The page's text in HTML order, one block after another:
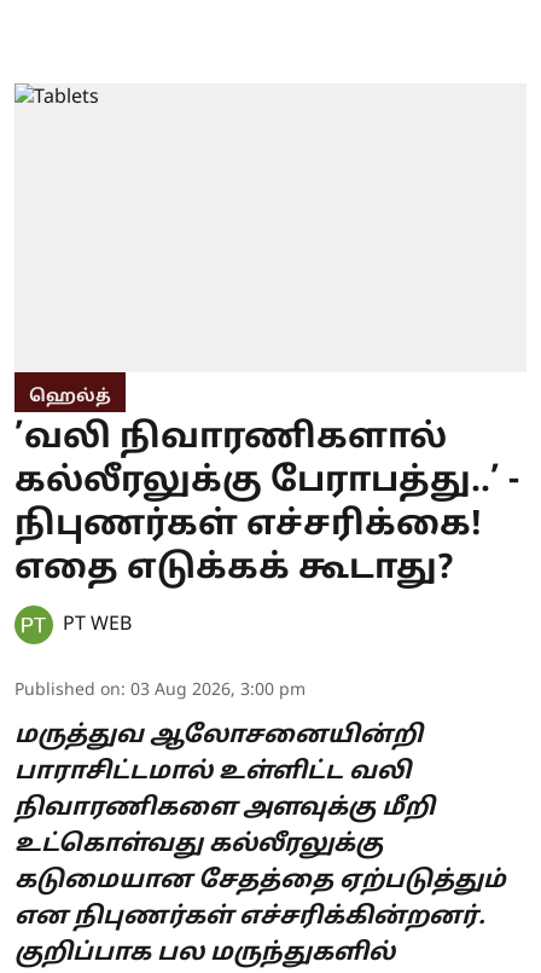
ஹெல்த்
’வலி நிவாரணிகளால்
கல்லீரலுக்கு பேராபத்து..’ -
நிபுணர்கள் எச்சரிக்கை!
எதை எடுக்கக் கூடாது?
PT WEB
Published on: 03 Aug 2026, 3:00 pm
மருத்துவ ஆலோசனையின்றி
பாராசிட்டமால் உள்ளிட்ட வலி
நிவாரணிகளை அளவுக்கு மீறி
உட்கொள்வது கல்லீரலுக்கு
கடுமையான சேதத்தை ஏற்படுத்தும்
என நிபுணர்கள் எச்சரிக்கின்றனர்.
குறிப்பாக பல மருந்துகளில்